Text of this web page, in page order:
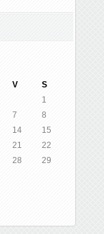
V S
1
7
8
14
15
21
22
28
29